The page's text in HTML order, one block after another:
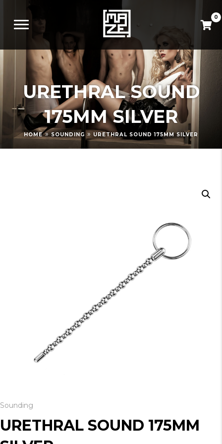
0
URETHRAL SOUND
175MM SILVER
HOME » SOUNDING » URETHRAL SOUND 175MM SILVER
Sounding
URETHRAL SOUND 175MM